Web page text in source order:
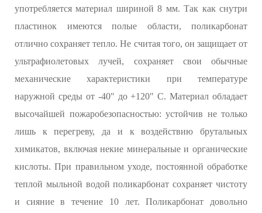
употребляется материал шириной 8 мм. Так как снутри
пластинок имеются полые области, поликарбонат
отлично сохраняет тепло. Не считая того, он защищает от
ультрафиолетовых лучей, сохраняет свои обычные
механические характеристики при температуре
наружной среды от -40" до +120" С. Материал обладает
высочайшей пожаробезопасностью: устойчив не только
лишь к перегреву, да и к воздействию брутальных
химикатов, включая некие минеральные и органические
кислоты. При правильном уходе, постоянной обработке
теплой мыльной водой поликарбонат сохраняет чистоту
и сияние в течение 10 лет. Поликарбонат довольно